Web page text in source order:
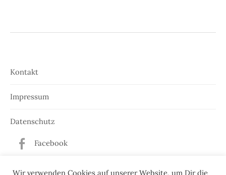
Kontakt
Impressum
Datenschutz
Facebook
Twitter
Wir verwenden Cookies auf unserer Website, um Dir die